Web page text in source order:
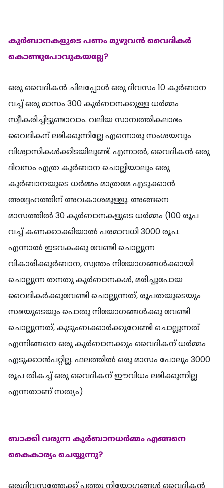
കുര്‍ബാനകളുടെ പണം മുഴുവന്‍ വൈദികര്‍
കൊണ്ടുപോവുകയല്ലേ?
ഒരു വൈദികന്‍ ചിലപ്പോള്‍ ഒരു ദിവസം 10 കുര്‍ബാന
വച്ച് ഒരു മാസം 300 കുര്‍ബാനക്കുള്ള ധര്‍മ്മം
സ്വീകരിച്ചിട്ടുണ്ടാവാം. വലിയ സാമ്പത്തികലാഭം
വൈദികന് ലഭിക്കുന്നില്ലേ എന്നൊരു സംശയവും
വിശ്വാസികള്‍ക്കിടയിലുണ്ട്. എന്നാല്‍, വൈദികന്‍ ഒരു
ദിവസം എത്ര കുര്‍ബാന ചൊല്ലിയാലും ഒരു
കുര്‍ബാനയുടെ ധര്‍മ്മം മാത്രമേ എടുക്കാന്‍
അദ്ദേഹത്തിന് അവകാശമുള്ളു. അങ്ങനെ
മാസത്തില്‍ 30 കുര്‍ബാനകളുടെ ധര്‍മ്മം (100 രൂപ
വച്ച് കണക്കാക്കിയാല്‍ പരമാവധി 3000 രൂപ.
എന്നാല്‍ ഇടവകക്കു വേണ്ടി ചൊല്ലുന്ന
വികാരിക്കുര്‍ബാന, സ്വന്തം നിയോഗങ്ങള്‍ക്കായി
ചൊല്ലുന്ന തനതു കുര്‍ബാനകള്‍, മരിച്ചുപോയ
വൈദികര്‍ക്കുവേണ്ടി ചൊല്ലുന്നത്, രൂപതയുടെയും
സഭയുടെയും പൊതു നിയോഗങ്ങള്‍ക്കു വേണ്ടി
ചൊല്ലുന്നത്, കുടുംബക്കാര്‍ക്കുവേണ്ടി ചൊല്ലുന്നത്
എന്നിങ്ങനെ ഒരു കുര്‍ബാനക്കും വൈദികന് ധര്‍മ്മം
എടുക്കാന്‍പറ്റില്ല. ഫലത്തില്‍ ഒരു മാസം പോലും 3000
രൂപ തികച്ച് ഒരു വൈദികന് ഈവിധം ലഭിക്കുന്നില്ല
എന്നതാണ് സത്യം)
ബാക്കി വരുന്ന കുര്‍ബാനധര്‍മ്മം എങ്ങനെ
കൈകാര്യം ചെയ്യുന്നു?
ഒരുദിവസത്തേക്ക് പത്തു നിയോഗങ്ങള്‍ വൈദികന്‍